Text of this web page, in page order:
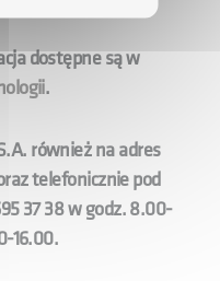
dostępne są w
.
również na adres
telefonicznie pod
37 38 w godz. 8.00-
16.00.